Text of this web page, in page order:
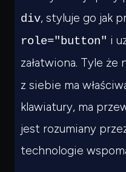
div, styluje go jak
role="button" i
załatwiona. Tyle że
z siebie ma
klawiatury, ma
jest rozumiany
technologie